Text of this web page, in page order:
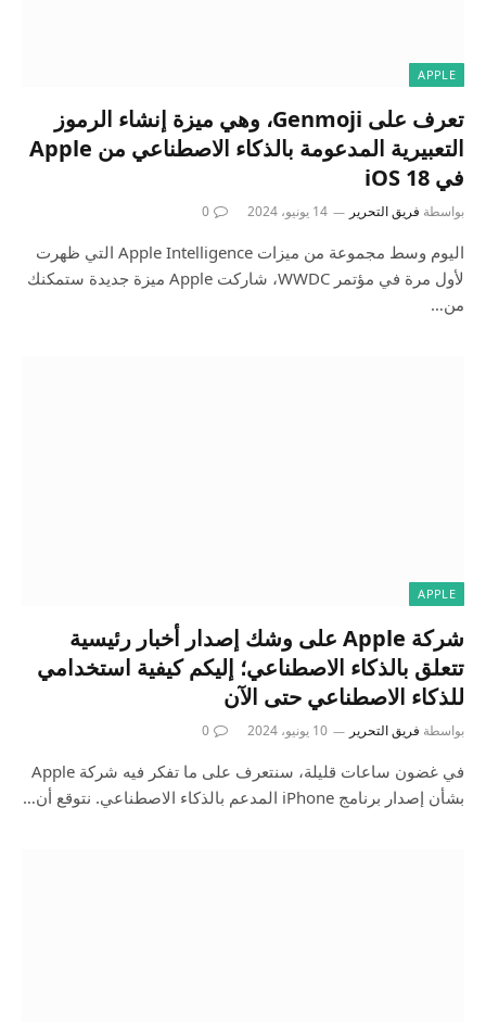
APPLE
تعرف على Genmoji، وهي ميزة إنشاء الرموز
التعبيرية المدعومة بالذكاء الاصطناعي من Apple
في iOS 18
بواسطة فريق التحرير 14 يونيو، 2024 0
اليوم وسط مجموعة من ميزات Apple Intelligence التي ظهرت
لأول مرة في مؤتمر WWDC، شاركت Apple ميزة جديدة ستمكنك
من…
APPLE
شركة Apple على وشك إصدار أخبار رئيسية
تتعلق بالذكاء الاصطناعي؛ إليكم كيفية استخدامي
للذكاء الاصطناعي حتى الآن
بواسطة فريق التحرير 10 يونيو، 2024 0
في غضون ساعات قليلة، سنتعرف على ما تفكر فيه شركة Apple
بشأن إصدار برنامج iPhone المدعم بالذكاء الاصطناعي. نتوقع أن…